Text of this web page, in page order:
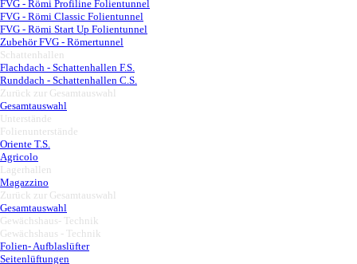
FVG - Römi Profiline Folientunnel
FVG - Römi Classic Folientunnel
FVG - Römi Start Up Folientunnel
Zubehör FVG - Römertunnel
Schattenhallen
Flachdach - Schattenhallen F.S.
Runddach - Schattenhallen C.S.
Zurück zur Gesamtauswahl
Gesamtauswahl
Unterstände
Folienunterstände
Oriente T.S.
Agricolo
Lagerhallen
Magazzino
Zurück zur Gesamtauswahl
Gesamtauswahl
Gewächshaus- Technik
Gewächshaus - Technik
Folien- Aufblaslüfter
Seitenlüftungen